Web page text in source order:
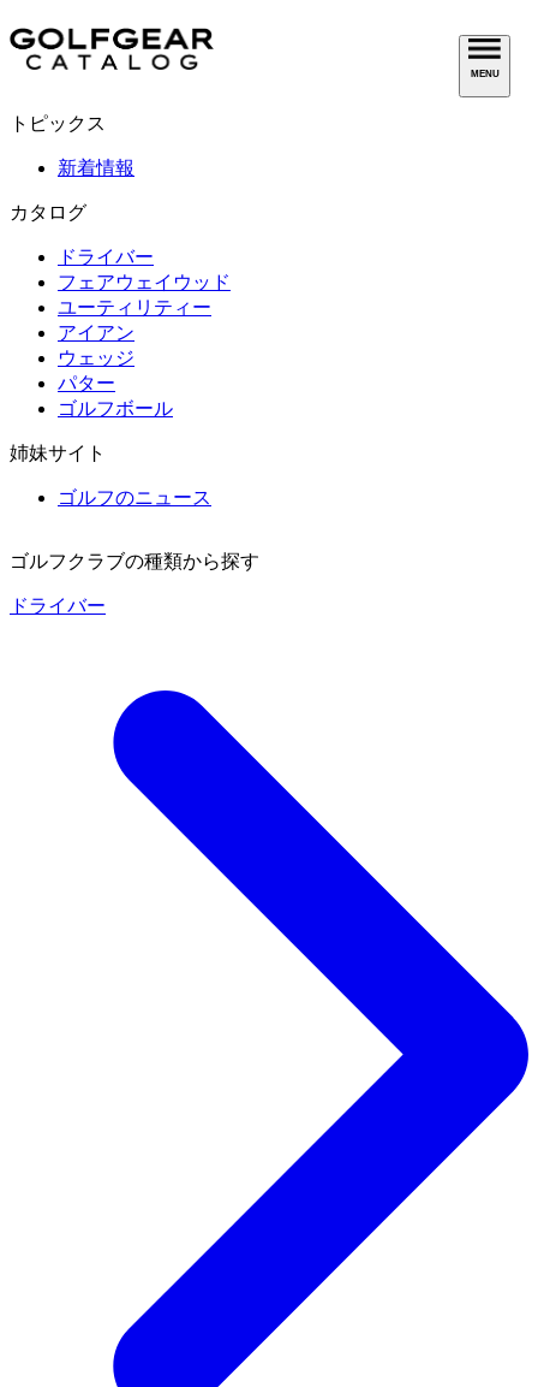
MENU
トピックス
新着情報
カタログ
ドライバー
フェアウェイウッド
ユーティリティー
アイアン
ウェッジ
パター
ゴルフボール
姉妹サイト
ゴルフのニュース
ゴルフクラブの種類から探す
ドライバー